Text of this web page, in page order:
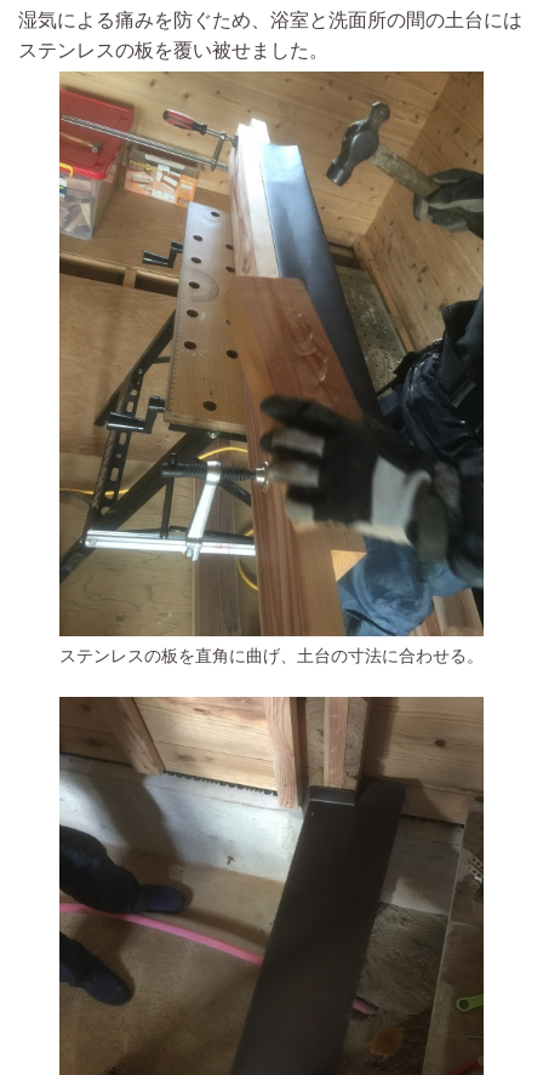
湿気による痛みを防ぐため、浴室と洗面所の間の土台には
ステンレスの板を覆い被せました。
ステンレスの板を直角に曲げ、土台の寸法に合わせる。